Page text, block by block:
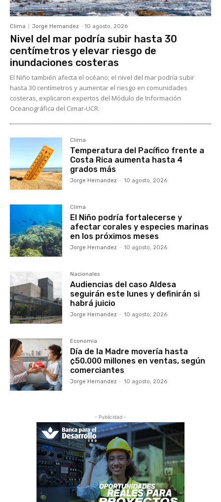
Clima Jorge Hernandez - 10 agosto, 2026
Nivel del mar podría subir hasta 30
centímetros y elevar riesgo de
inundaciones costeras
El Niño también afecta el océano; el nivel del mar podría subir
hasta 30 centímetros y aumentar el riesgo en comunidades
costeras, explicaron expertos del Módulo de Información
Oceanográfica del Cimar-UCR.
Clima
Temperatura del Pacífico frente a
Costa Rica aumenta hasta 4
grados más
Jorge Hernandez - 10 agosto, 2026
Clima
El Niño podría fortalecerse y
afectar corales y especies marinas
en los próximos meses
Jorge Hernandez - 10 agosto, 2026
Nacionales
Audiencias del caso Aldesa
seguirán este lunes y definirán si
habrá juicio
Jorge Hernandez - 10 agosto, 2026
Economía
Día de la Madre movería hasta
¢50.000 millones en ventas, según
comerciantes
Jorge Hernandez - 10 agosto, 2026
- Publicidad -